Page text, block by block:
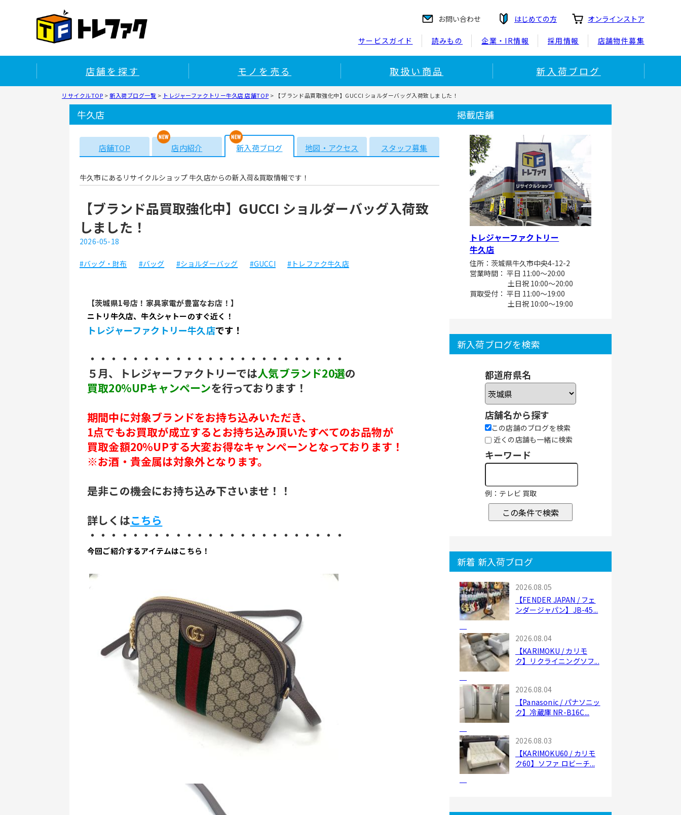
お問い合わせ はじめての方 オンラインストア
サービスガイド 読みもの 企業・IR情報 採用情報 店舗物件募集
店舗を探す モノを売る 取扱い商品 新入荷ブログ
リサイクルTOP >新入荷ブログ一覧 > トレジャーファクトリー牛久店 店舗TOP > 【ブランド品買取強化中】GUCCI ショルダーバッグ入荷致しました！
牛久店
店舗TOP 店内紹介 新入荷ブログ 地図・アクセス スタッフ募集
牛久市にあるリサイクルショップ 牛久店からの新入荷&買取情報です！
【ブランド品買取強化中】GUCCI ショルダーバッグ入荷致
しました！
2026-05-18
#バッグ・財布 #バッグ #ショルダーバッグ #GUCCI #トレファク牛久店
【茨城県1号店！家具家電が豊富なお店！】
ニトリ牛久店、牛久シャトーのすぐ近く！
トレジャーファクトリー牛久店です！
・・・・・・・・・・・・・・・・・・・・・・・・
５月、トレジャーファクトリーでは人気ブランド20選の
買取20％UPキャンペーンを行っております！
期間中に対象ブランドをお持ち込みいただき、
1点でもお買取が成立するとお持ち込み頂いたすべてのお品物が
買取金額20％UPする大変お得なキャンペーンとなっております！
※お酒・貴金属は対象外となります。
是非この機会にお持ち込み下さいませ！！
詳しくはこちら
・・・・・・・・・・・・・・・・・・・・・・・・
今回ご紹介するアイテムはこちら！
掲載店舗
トレジャーファクトリー
牛久店
住所：茨城県牛久市中央4-12-2
営業時間： 平日 11:00～20:00
土日祝 10:00～20:00
買取受付： 平日 11:00～19:00
土日祝 10:00～19:00
新入荷ブログを検索
都道府県名
店舗名から探す
この店舗のブログを検索
近くの店舗も一緒に検索
キーワード
例：テレビ 買取
この条件で検索
新着 新入荷ブログ
2026.08.05
【FENDER JAPAN / フェ
ンダージャパン】JB-45...
2026.08.04
【KARIMOKU / カリモ
ク】リクライニングソフ...
2026.08.04
【Panasonic / パナソニッ
ク】冷蔵庫 NR-B16C...
2026.08.03
【KARIMOKU60 / カリモ
ク60】ソファ ロビーチ...